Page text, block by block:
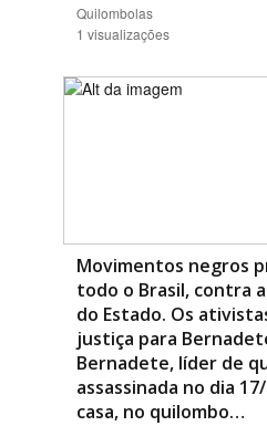
Quilombolas
1 visualizações
Movimentos negros
todo o Brasil, contra
do Estado. Os
justiça para
Bernadete, líder de
assassinada no dia
casa, no quilombo…